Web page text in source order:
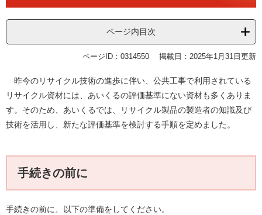
ページ内目次
ページID：0314550 掲載日：2025年1月31日更新
昨今のリサイクル技術の進歩に伴い、公共工事で利用されている
リサイクル資材には、あいくるの評価基準にない資材も多くありま
す。そのため、あいくるでは、リサイクル製品の製造者の知識及び
技術を活用し、新たな評価基準を検討する手順を定めました。
手続きの前に
手続きの前に、以下の準備をしてください。